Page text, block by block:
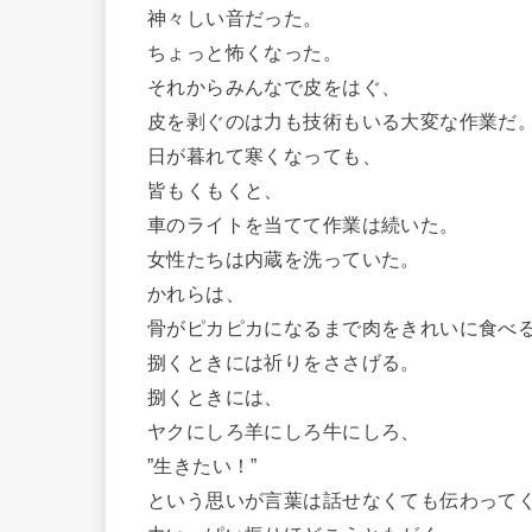
神々しい音だった。
ちょっと怖くなった。
それからみんなで皮をはぐ、
皮を剥ぐのは力も技術もいる大変な作業だ。
日が暮れて寒くなっても、
皆もくもくと、
車のライトを当てて作業は続いた。
女性たちは内蔵を洗っていた。
かれらは、
骨がピカピカになるまで肉をきれいに食べる
捌くときには祈りをささげる。
捌くときには、
ヤクにしろ羊にしろ牛にしろ、
”生きたい！”
という思いが言葉は話せなくても伝わってく